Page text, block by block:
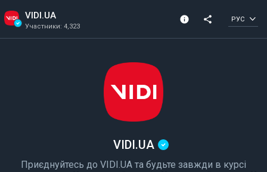
VIDI.UA
Участники: 4,323
info
Участники: 4,323
share РУС
VIDI.UA
Приєднуйтесь до VIDI.UA та будьте завжди в курсі